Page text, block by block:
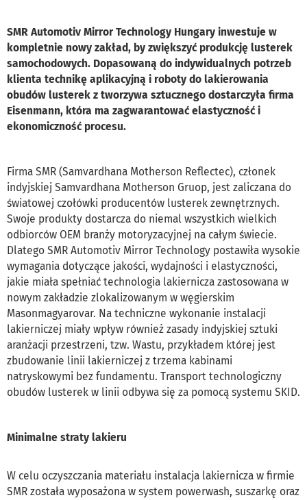
SMR Automotiv Mirror Technology Hungary inwestuje w
kompletnie nowy zakład, by zwiększyć produkcję lusterek
samochodowych. Dopasowaną do indywidualnych potrzeb
klienta technikę aplikacyjną i roboty do lakierowania
obudów lusterek z tworzywa sztucznego dostarczyła firma
Eisenmann, która ma zagwarantować elastyczność i
ekonomiczność procesu.
Firma SMR (Samvardhana Motherson Reflectec), członek
indyjskiej Samvardhana Motherson Gruop, jest zaliczana do
światowej czołówki producentów lusterek zewnętrznych.
Swoje produkty dostarcza do niemal wszystkich wielkich
odbiorców OEM branży motoryzacyjnej na całym świecie.
Dlatego SMR Automotiv Mirror Technology postawiła wysokie
wymagania dotyczące jakości, wydajności i elastyczności,
jakie miała spełniać technologia lakiernicza zastosowana w
nowym zakładzie zlokalizowanym w węgierskim
Masonmagyarovar. Na techniczne wykonanie instalacji
lakierniczej miały wpływ również zasady indyjskiej sztuki
aranżacji przestrzeni, tzw. Wastu, przykładem której jest
zbudowanie linii lakierniczej z trzema kabinami
natryskowymi bez fundamentu. Transport technologiczny
obudów lusterek w linii odbywa się za pomocą systemu SKID.
Minimalne straty lakieru
W celu oczyszczania materiału instalacja lakiernicza w firmie
SMR została wyposażona w system powerwash, suszarkę oraz